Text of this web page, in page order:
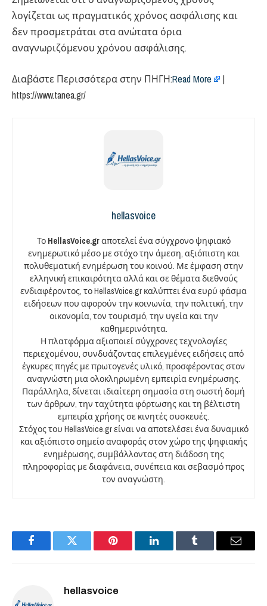
λογίζεται ως πραγματικός χρόνος ασφάλισης και
δεν προσμετράται στα ανώτατα όρια
αναγνωριζόμενου χρόνου ασφάλισης.
Διαβάστε Περισσότερα στην ΠΗΓΗ:​Read More
|
https://www.tanea.gr/
hellasvoice
Το HellasVoice.grαποτελεί ένα σύγχρονο ψηφιακό
ενημερωτικό μέσο με στόχο την άμεση, αξιόπιστη και
πολυθεματική ενημέρωση του κοινού. Με έμφαση στην
ελληνική επικαιρότητα αλλά και σε θέματα διεθνούς
ενδιαφέροντος, το HellasVoice.gr καλύπτει ένα ευρύ φάσμα
ειδήσεων που αφορούν την κοινωνία, την πολιτική, την
οικονομία, τον τουρισμό, την υγεία και την
καθημερινότητα.
Η πλατφόρμα αξιοποιεί σύγχρονες τεχνολογίες
περιεχομένου, συνδυάζοντας επιλεγμένες ειδήσεις από
έγκυρες πηγές με πρωτογενές υλικό, προσφέροντας στον
αναγνώστη μια ολοκληρωμένη εμπειρία ενημέρωσης.
Παράλληλα, δίνεται ιδιαίτερη σημασία στη σωστή δομή
των άρθρων, την ταχύτητα φόρτωσης και τη βέλτιστη
εμπειρία χρήσης σε κινητές συσκευές.
Στόχος του HellasVoice.gr είναι να αποτελέσει ένα δυναμικό
και αξιόπιστο σημείο αναφοράς στον χώρο της ψηφιακής
ενημέρωσης, συμβάλλοντας στη διάδοση της
πληροφορίας με διαφάνεια, συνέπεια και σεβασμό προς
τον αναγνώστη.
FacebookTwitter Pinterest LinkedInTumblr Email
hellasvoice